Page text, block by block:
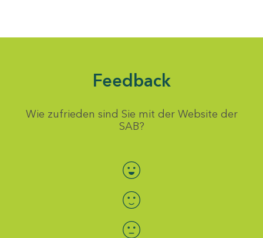
Feedback
Wie zufrieden sind Sie mit der Website der
SAB?
Bewertung auswählen